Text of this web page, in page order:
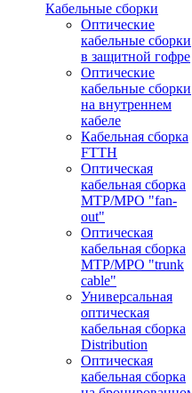
Кабельные сборки
Оптические
кабельные сборки
в защитной гофре
Оптические
кабельные сборки
на внутреннем
кабеле
Кабельная сборка
FTTH
Оптическая
кабельная сборка
MTP/MPO "fan-
out"
Оптическая
кабельная сборка
MTP/MPO "trunk
cable"
Универсальная
оптическая
кабельная сборка
Distribution
Оптическая
кабельная сборка